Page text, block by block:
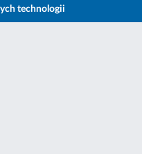
technologii